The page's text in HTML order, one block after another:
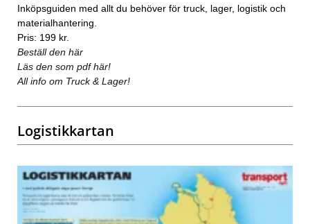
Inköpsguiden med allt du behöver för truck, lager, logistik och
materialhantering.
Pris: 199 kr.
Beställ den här
Läs den som pdf här!
All info om Truck & Lager!
Logistikkartan